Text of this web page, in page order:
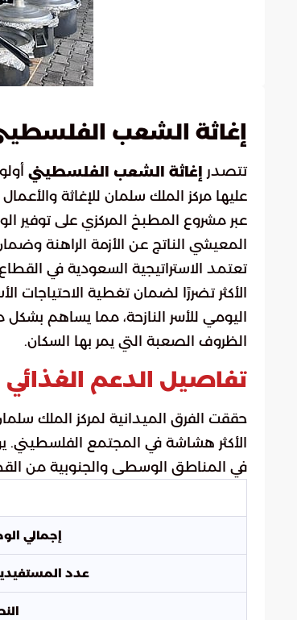
إغاثة الشعب
تتصدر إغاثة الشعب الفلسطيني
عليها مركز الملك سلمان للإغاثة
عبر مشروع المطبخ المركزي على توفير
المعيشي الناتج عن الأزمة الراهنة
تعتمد الاستراتيجية السعودية في
الأكثر تضررًا لضمان تغطية
اليومي للأسر النازحة، مما يساهم
الظروف الصعبة التي يمر بها السكان.
تفاصيل الدعم الغذائي
حققت الفرق الميدانية لمركز الملك
الأكثر هشاشة في المجتمع الفلسطيني.
في المناطق الوسطى والجنوبية من
إجمالي
عدد